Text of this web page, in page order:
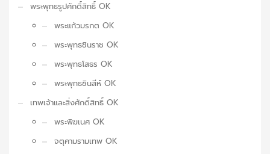
พระพุทธรูปศักดิ์สิทธิ์ OK
พระแก้วมรกต OK
พระพุทธชินราช OK
พระพุทธโสธร OK
พระพุทธชินสีห์ OK
เทพเจ้าและสิ่งศักดิ์สิทธิ์ OK
พระพิฆเนศ OK
จตุคามรามเทพ OK